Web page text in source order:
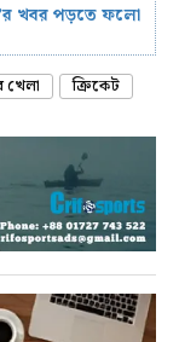
খবর পড়তে ফলো
ক্রিকেট